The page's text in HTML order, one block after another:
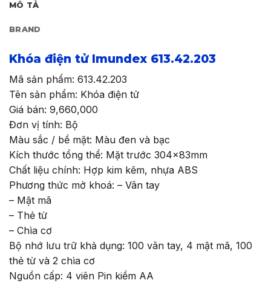
MÔ TẢ
BRAND
Khóa điện tử Imundex 613.42.203
Mã sản phẩm: 613.42.203
Tên sản phẩm: Khóa điện tử
Giá bán: 9,660,000
Đơn vị tính: Bộ
Màu sắc / bề mặt: Màu đen và bạc
Kích thước tổng thể: Mặt trước 304x83mm
Chất liệu chính: Hợp kim kẽm, nhựa ABS
Phương thức mở khoá: – Vân tay
– Mật mã
– Thẻ từ
– Chìa cơ
Bộ nhớ lưu trữ khả dụng: 100 vân tay, 4 mật mã, 100
thẻ từ và 2 chìa cơ
Nguồn cấp: 4 viên Pin kiềm AA